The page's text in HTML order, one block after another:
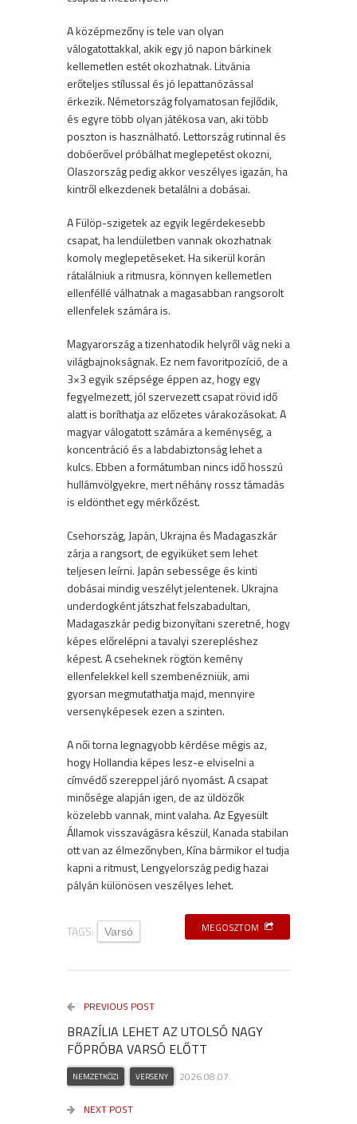
A középmezőny is tele van olyan
válogatottakkal, akik egy jó napon bárkinek
kellemetlen estét okozhatnak. Litvánia
erőteljes stílussal és jó lepattanózással
érkezik. Németország folyamatosan fejlődik,
és egyre több olyan játékosa van, aki több
poszton is használható. Lettország rutinnal és
dobóerővel próbálhat meglepetést okozni,
Olaszország pedig akkor veszélyes igazán, ha
kintről elkezdenek betalálni a dobásai.
A Fülöp-szigetek az egyik legérdekesebb
csapat, ha lendületben vannak okozhatnak
komoly meglepetéseket. Ha sikerül korán
rátalálniuk a ritmusra, könnyen kellemetlen
ellenféllé válhatnak a magasabban rangsorolt
ellenfelek számára is.
Magyarország a tizenhatodik helyről vág neki a
világbajnokságnak. Ez nem favoritpozíció, de a
3×3 egyik szépsége éppen az, hogy egy
fegyelmezett, jól szervezett csapat rövid idő
alatt is boríthatja az előzetes várakozásokat. A
magyar válogatott számára a keménység, a
koncentráció és a labdabiztonság lehet a
kulcs. Ebben a formátumban nincs idő hosszú
hullámvölgyekre, mert néhány rossz támadás
is eldönthet egy mérkőzést.
Csehország, Japán, Ukrajna és Madagaszkár
zárja a rangsort, de egyiküket sem lehet
teljesen leírni. Japán sebessége és kinti
dobásai mindig veszélyt jelentenek. Ukrajna
underdogként játszhat felszabadultan,
Madagaszkár pedig bizonyítani szeretné, hogy
képes előrelépni a tavalyi szerepléshez
képest. A cseheknek rögtön kemény
ellenfelekkel kell szembenézniük, ami
gyorsan megmutathatja majd, mennyire
versenyképesek ezen a szinten.
A női torna legnagyobb kérdése mégis az,
hogy Hollandia képes lesz-e elviselni a
címvédő szereppel járó nyomást. A csapat
minősége alapján igen, de az üldözők
közelebb vannak, mint valaha. Az Egyesült
Államok visszavágásra készül, Kanada stabilan
ott van az élmezőnyben, Kína bármikor el tudja
kapni a ritmust, Lengyelország pedig hazai
pályán különösen veszélyes lehet.
TAGS: Varsó MEGOSZTOM
PREVIOUS POST
BRAZÍLIA LEHET AZ UTOLSÓ NAGY
FŐPRÓBA VARSÓ ELŐTT
NEMZETKÖZI VERSENY 2026.08.07.
NEXT POST